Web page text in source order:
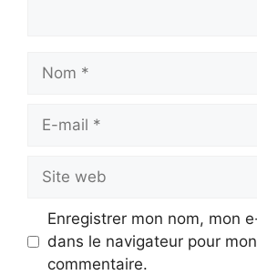
Nom
Site
web
Enregistrer mon nom, mon
dans le navigateur pour
commentaire.